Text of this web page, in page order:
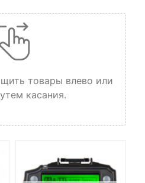
товары влево или
касания.